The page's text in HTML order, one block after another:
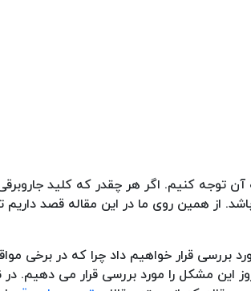
توجه کنیم. اگر هر چقدر که کلید
از همین روی ما در این مقاله قصد
بررسی قرار خواهیم داد چرا که در برخی
مشکل را مورد بررسی قرار می دهیم.